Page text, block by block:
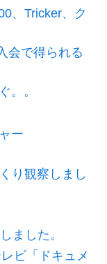
、Tricker、ク
会で得られる
。。
ャー
り観察しまし
ました。
ビ「ドキュメ